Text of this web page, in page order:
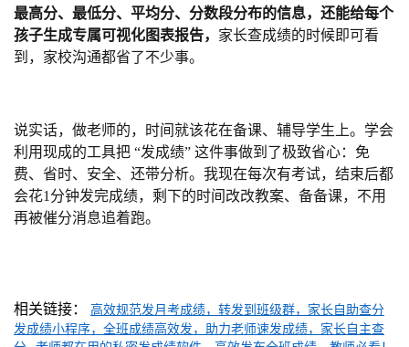
最高分、最低分、平均分、分数段分布的信息，还能给每个
孩子生成专属可视化图表报告， 家长查成绩的时候即可看
到，家校沟通都省了不少事。
说实话，做老师的，时间就该花在备课、辅导学生上。学会
利用现成的工具把 “发成绩” 这件事做到了极致省心：免
费、省时、安全、还带分析。我现在每次有考试，结束后都
会花1分钟发完成绩，剩下的时间改改教案、备备课，不用
再被催分消息追着跑。
相关链接：
高效规范发月考成绩，转发到班级群，家长自助查分
发成绩小程序，全班成绩高效发，助力老师速发成绩，家长自主查